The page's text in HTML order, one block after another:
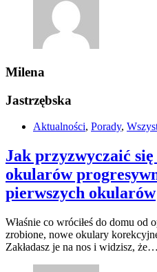
Milena
Jastrzębska
Aktualności, Porady,
Jak przyzwyczaić się
okularów
pierwszych okularów
Właśnie co wróciłeś do domu od
zrobione, nowe okulary
Zakładasz je na nos i widzisz, że…